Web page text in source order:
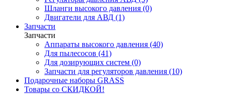
Шланги высокого давления (0)
Двигатели для АВД (1)
Запчасти
Запчасти
Аппараты высокого давления (40)
Для пылесосов (41)
Для дозирующих систем (0)
Запчасти для регуляторов давления (10)
Подарочные наборы GRASS
Товары со СКИДКОЙ!